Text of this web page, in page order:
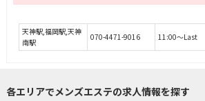
天神駅,福岡駅,天神
南駅
070-4471-9016 11:00～Last
各エリアでメンズエステの求人情報を探す